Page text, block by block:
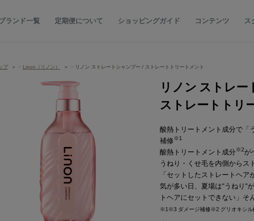
ランド一覧 定期便について ショッピングガイド コンテンツ ス
プ Linon（リノン） リノン ストレートシャンプー / ストレートトリートメント
リノン ストレー
ストレートトリ
酸熱トリートメント成分で「
補修※1
酸熱トリートメント成分※2が
うねり・くせ毛を内側からス
「セットしたストレートヘ
気が多い日、夏場は"うねり"
トヘアにセットできない」そ
※1※3 ダメージ補修※2 グリオキシル